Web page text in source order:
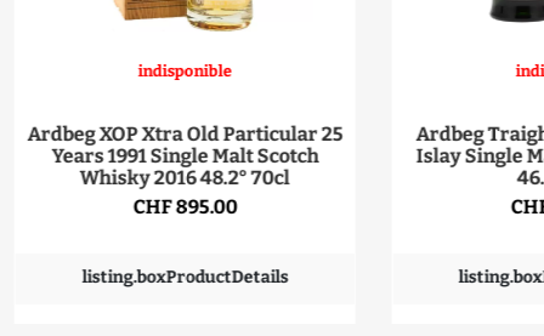
indisponible
Ardbeg XOP Xtra Old Particular 25
Years 1991 Single Malt Scotch
Whisky 2016 48.2° 70cl
CHF 895.00
listing.boxProductDetails
Ardbeg
Islay Single